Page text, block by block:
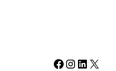
Facebook Instagram LinkedIn X